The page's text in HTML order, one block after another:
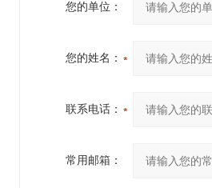
您的单位：
您的姓名：
联系电话：
常用邮箱：